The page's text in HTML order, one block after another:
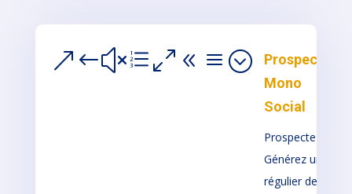
&#xe08a;
Prospection
Mono
Social
Prospectez et
Générez un flux
régulier de